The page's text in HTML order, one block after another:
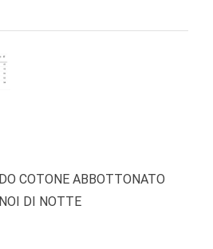
COTONE ABBOTTONATO
DI NOTTE